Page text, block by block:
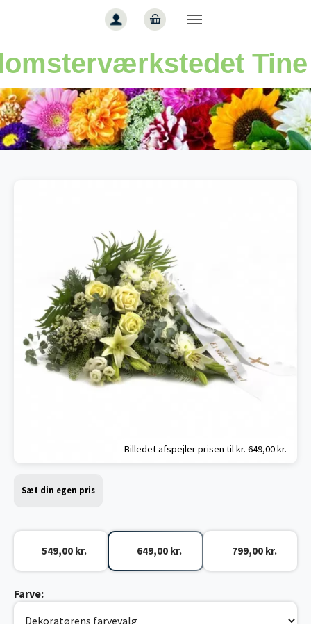
Billedet afspejler prisen til kr. 649,00 kr.
Sæt din egen pris
549,00 kr. 649,00 kr. 799,00 kr.
Farve: